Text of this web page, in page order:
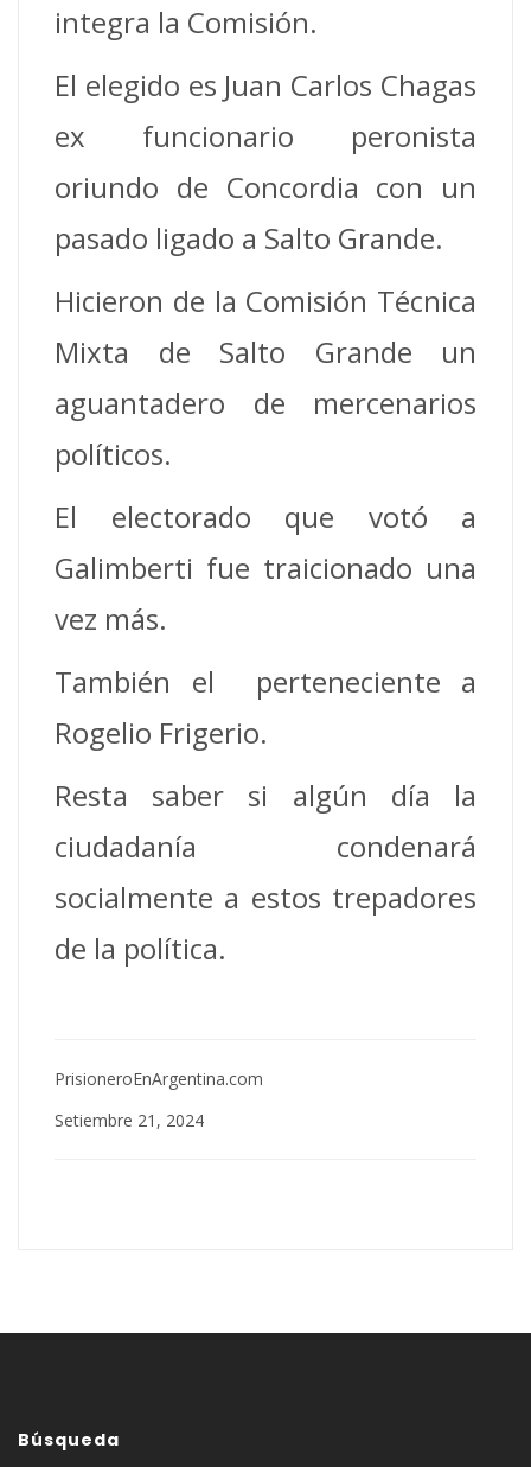
integra la Comisión.
El elegido es Juan Carlos Chagas
ex funcionario peronista
oriundo de Concordia con un
pasado ligado a Salto Grande.
Hicieron de la Comisión Técnica
Mixta de Salto Grande un
aguantadero de mercenarios
políticos.
El electorado que votó a
Galimberti fue traicionado una
vez más.
También el perteneciente a
Rogelio Frigerio.
Resta saber si algún día la
ciudadanía condenará
socialmente a estos trepadores
de la política.
PrisioneroEnArgentina.com
Setiembre 21, 2024
Búsqueda